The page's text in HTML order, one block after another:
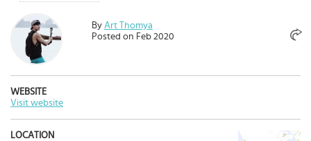
By Art Thomya
Posted on Feb 2020
WEBSITE
Visit website
LOCATION
Select
country
:
Language
: